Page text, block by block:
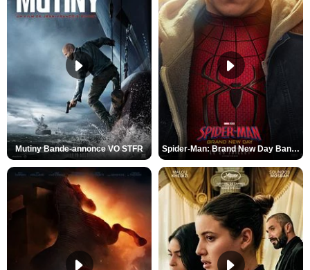
Mutiny Bande-annonce VO STFR Spider-Man: Brand New Day Bande-annonce VO STFR